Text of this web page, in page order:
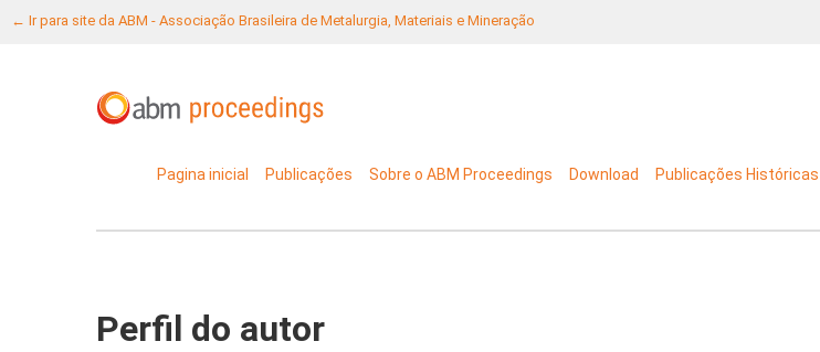
← Ir para site da ABM - Associação Brasileira de Metalurgia, Materiais e Mineração
Pagina inicial Publicações Sobre o ABM Proceedings Download Publicações Históricas
Perfil do autor